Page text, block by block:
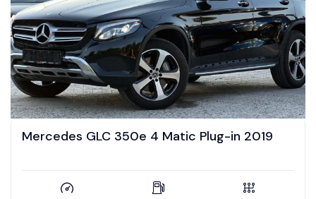
Mercedes GLC 350e 4 Matic Plug-in 2019